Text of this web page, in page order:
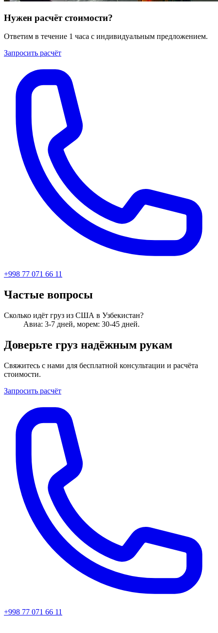
Нужен расчёт стоимости?
Ответим в течение 1 часа с индивидуальным предложением.
Запросить расчёт
+998 77 071 66 11
Частые вопросы
Сколько идёт груз из США в Узбекистан?
Авиа: 3-7 дней, морем: 30-45 дней.
Доверьте груз надёжным рукам
Свяжитесь с нами для бесплатной консультации и расчёта
стоимости.
Запросить расчёт
+998 77 071 66 11